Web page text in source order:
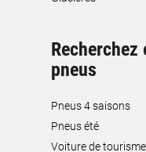
Recherchez
pneus
Pneus 4 saisons
Pneus été
Voiture de tourisme